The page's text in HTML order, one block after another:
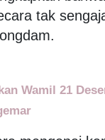
tak
Wamil 21